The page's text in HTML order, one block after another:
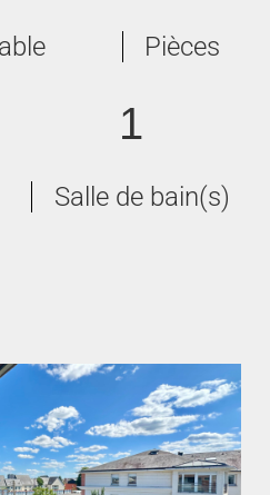
Pièces
1
Salle de bain(s)